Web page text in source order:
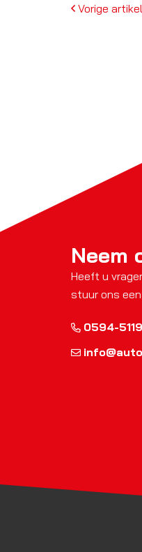
Vorige artikel
Neem
Heeft u
stuur ons
0594-